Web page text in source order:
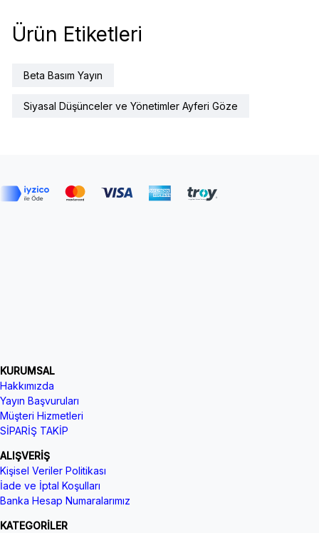
Ürün Etiketleri
Beta Basım Yayın
Siyasal Düşünceler ve Yönetimler Ayferi Göze
KURUMSAL
Hakkımızda
Yayın Başvuruları
Müşteri Hizmetleri
SİPARİŞ TAKİP
ALIŞVERİŞ
Kişisel Veriler Politikası
İade ve İptal Koşulları
Banka Hesap Numaralarımız
KATEGORİLER